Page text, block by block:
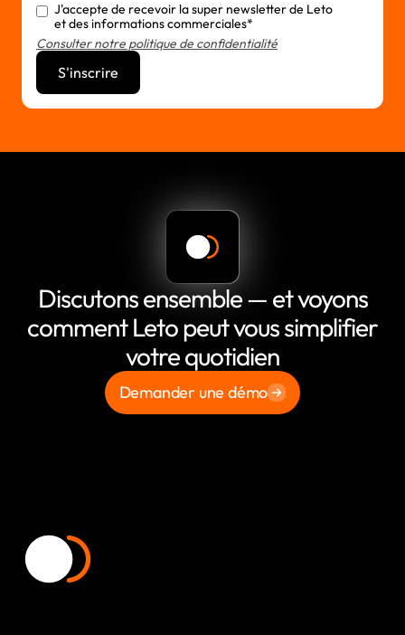
J'accepte de recevoir la super newsletter de Leto
et des informations commerciales*
Consulter notre politique de confidentialité
Discutons ensemble — et voyons
comment Leto peut vous simplifier
votre quotidien
Demander une démo